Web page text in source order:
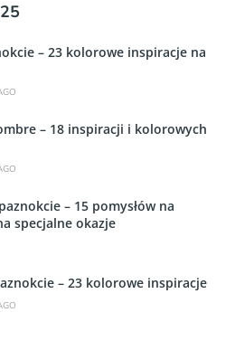
– 23 kolorowe inspiracje na
– 18 inspiracji i kolorowych
– 15 pomysłów na
specjalne okazje
– 23 kolorowe inspiracje